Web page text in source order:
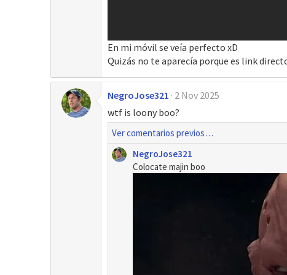
En mi móvil se veía perfecto xD
Quizás no te aparecía porque es link
NegroJose321 2 Nov 2025
wtf is loony boo?
Ver comentarios previos…
NegroJose321
Colocate majin boo